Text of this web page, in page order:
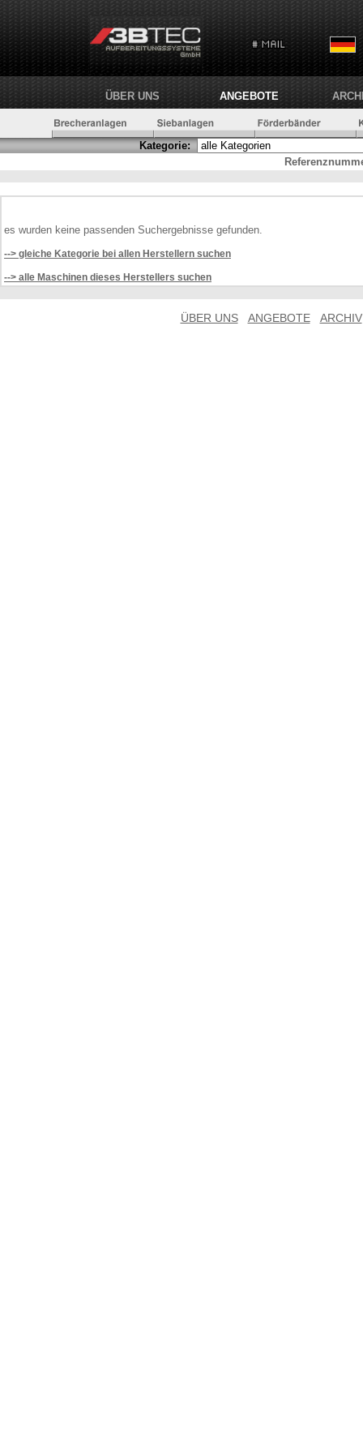
ÜBER UNS ANGEBOTE
Kategorie:
es wurden keine passenden Suchergebnisse gefunden.
--> gleiche Kategorie bei allen Herstellern suchen
--> alle Maschinen dieses Herstellers suchen
ÜBER UNS ANGEBOTE ARCHIV